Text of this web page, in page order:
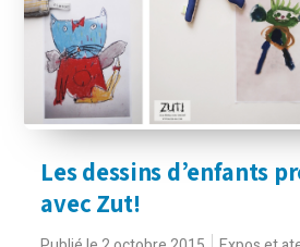
Les dessins d’enfants
avec Zut!